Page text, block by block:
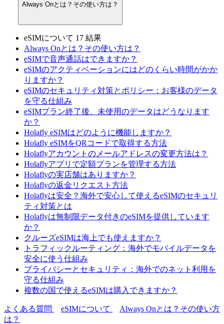
Always Onとは？その使い方は？
eSIMについて 17 結果
Always Onとは？その使い方は？
eSIMで音声通話はできますか？
eSIMのアクティベーションにはどのくらい時間がかか
りますか？
eSIMのセキュリティ対策とポリシー：お客様のデータ
を守る仕組み
eSIMプラン終了後、未使用のデータはどうなります
か？
Holafly eSIMはどのように機能しますか？
Holafly eSIMをQRコードで取得する方法
Holaflyアカウントのメールアドレスの変更方法は？
Holaflyアプリで定額プランを管理する方法
Holaflyの実店舗はありますか？
Holaflyの返金リクエスト方法
Holaflyは安全？海外で安心して使えるeSIMのセキュリ
ティ対策とは
Holaflyは無制限データ付きのeSIMを提供しています
か？
クルーズeSIMは海上でも使えますか？
トラフィックルーティング：海外でモバイルデータを
安全に使う仕組み
プライバシーとセキュリティ：海外でのネット利用を
守る仕組み
複数の国で使えるeSIMは購入できますか？
よくある質問 eSIMについて
Always Onとは？その使い方
は？